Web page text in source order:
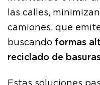
las calles,
camiones, que
buscando formas
reciclado de